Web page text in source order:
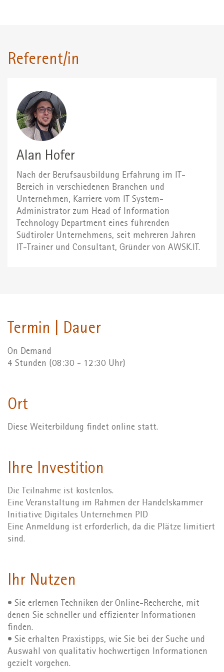
Referent/in
Alan Hofer
Nach der Berufsausbildung Erfahrung im IT-
Bereich in verschiedenen Branchen und
Unternehmen, Karriere vom IT System-
Administrator zum Head of Information
Technology Department eines führenden
Südtiroler Unternehmens, seit mehreren Jahren
IT-Trainer und Consultant, Gründer von AWSK.IT.
Termin | Dauer
On Demand
4 Stunden (08:30 - 12:30 Uhr)
Ort
Diese Weiterbildung findet online statt.
Ihre Investition
Die Teilnahme ist kostenlos.
Eine Veranstaltung im Rahmen der Handelskammer
Initiative Digitales Unternehmen PID
Eine Anmeldung ist erforderlich, da die Plätze limitiert
sind.
Ihr Nutzen
• Sie erlernen Techniken der Online-Recherche, mit
denen Sie schneller und effizienter Informationen
finden.
• Sie erhalten Praxistipps, wie Sie bei der Suche und
Auswahl von qualitativ hochwertigen Informationen
gezielt vorgehen.